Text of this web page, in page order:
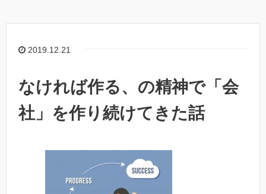
2019.12.21
なければ作る、の精神で「会
社」を作り続けてきた話